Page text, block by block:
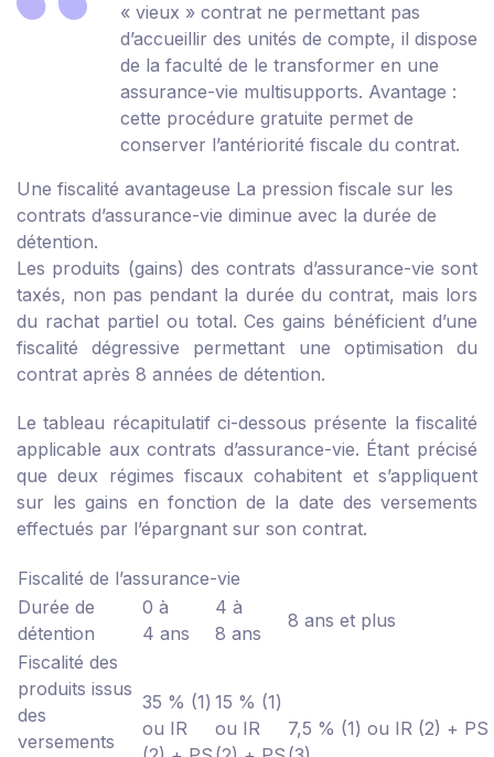
« vieux » contrat ne permettant pas
d’accueillir des unités de compte, il dispose
de la faculté de le transformer en une
assurance-vie multisupports. Avantage :
cette procédure gratuite permet de
conserver l’antériorité fiscale du contrat.
Une fiscalité avantageuse La pression fiscale sur les
contrats d’assurance-vie diminue avec la durée de
détention.
Les produits (gains) des contrats d’assurance-vie sont
taxés, non pas pendant la durée du contrat, mais lors
du rachat partiel ou total. Ces gains bénéficient d’une
fiscalité dégressive permettant une optimisation du
contrat après 8 années de détention.
Le tableau récapitulatif ci-dessous présente la fiscalité
applicable aux contrats d’assurance-vie. Étant précisé
que deux régimes fiscaux cohabitent et s’appliquent
sur les gains en fonction de la date des versements
effectués par l’épargnant sur son contrat.
Fiscalité de l’assurance-vie
Durée de
détention
0 à
4 ans
4 à
8 ans
8 ans et plus
Fiscalité des
produits issus
des
versements
35 % (1)
ou IR
15 % (1)
ou IR
7,5 % (1) ou IR (2) + PS